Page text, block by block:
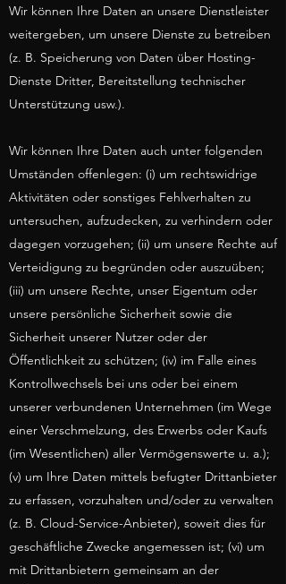
Wir können Ihre Daten an unsere Dienstleister
weitergeben, um unsere Dienste zu betreiben
(z. B. Speicherung von Daten über Hosting-
Dienste Dritter, Bereitstellung technischer
Unterstützung usw.).
Wir können Ihre Daten auch unter folgenden
Umständen offenlegen: (i) um rechtswidrige
Aktivitäten oder sonstiges Fehlverhalten zu
untersuchen, aufzudecken, zu verhindern oder
dagegen vorzugehen; (ii) um unsere Rechte auf
Verteidigung zu begründen oder auszuüben;
(iii) um unsere Rechte, unser Eigentum oder
unsere persönliche Sicherheit sowie die
Sicherheit unserer Nutzer oder der
Öffentlichkeit zu schützen; (iv) im Falle eines
Kontrollwechsels bei uns oder bei einem
unserer verbundenen Unternehmen (im Wege
einer Verschmelzung, des Erwerbs oder Kaufs
(im Wesentlichen) aller Vermögenswerte u. a.);
(v) um Ihre Daten mittels befugter Drittanbieter
zu erfassen, vorzuhalten und/oder zu verwalten
(z. B. Cloud-Service-Anbieter), soweit dies für
geschäftliche Zwecke angemessen ist; (vi) um
mit Drittanbietern gemeinsam an der